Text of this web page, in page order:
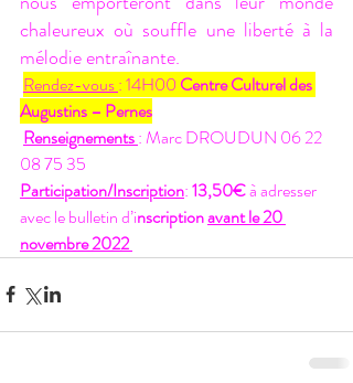
chaleureux où souffle une liberté à la
mélodie entraînante.
Rendez-vous : 14H00 Centre Culturel des
Augustins – Pernes
Renseignements: Marc DROUDUN 06 22
08 75 35
Participation/Inscription: 13,50€ à adresser
avec le bulletin d’inscription avant le 20
novembre 2022